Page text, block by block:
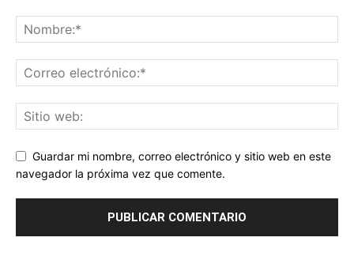
Guardar mi nombre, correo electrónico y sitio web en este
navegador la próxima vez que comente.